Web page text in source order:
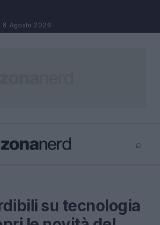
8 Agosto 2026
⌕
su tecnologia